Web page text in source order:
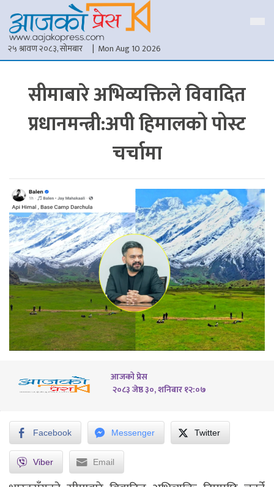
२५ श्रावण २०८३, सोमबार | Mon Aug 10 2026
सीमाबारे अभिव्यक्तिले विवादित
प्रधानमन्त्री:अपी हिमालको पोस्ट
चर्चामा
आजको प्रेस
२०८३ जेष्ठ ३०, शनिबार १२:०७
Facebook Messenger Twitter
Viber Email